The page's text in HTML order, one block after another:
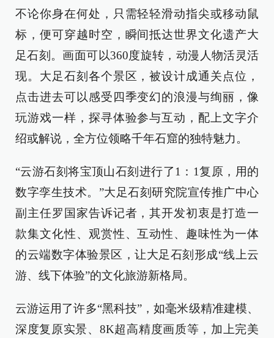
不论你身在何处，只需轻轻滑动指尖或移动鼠
标，便可穿越时空，瞬间抵达世界文化遗产大
足石刻。画面可以360度旋转，动漫人物活灵活
现。大足石刻各个景区，被设计成通关点位，
点击进去可以感受四季变幻的浪漫与绚丽，像
玩游戏一样，探寻体验参与互动，配上文字介
绍或解说，全方位领略千年石窟的独特魅力。
“云游石刻将宝顶山石刻进行了1：1复原，用的
数字孪生技术。”大足石刻研究院宣传推广中心
副主任罗国家告诉记者，其开发初衷是打造一
款集文化性、观赏性、互动性、趣味性为一体
的云端数字体验景区，让大足石刻形成“线上云
游、线下体验”的文化旅游新格局。
云游运用了许多“黑科技”，如毫米级精准建模、
深度复原实景、8K超高精度画质等，加上完美